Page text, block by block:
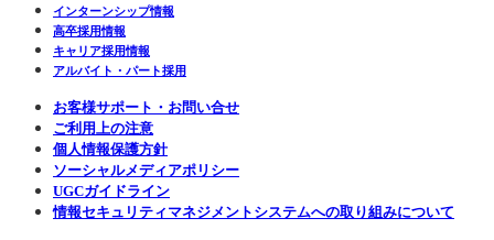
インターンシップ情報
高卒採用情報
キャリア採用情報
アルバイト・パート採用
お客様サポート・お問い合せ
ご利用上の注意
個人情報保護方針
ソーシャルメディアポリシー
UGCガイドライン
情報セキュリティマネジメントシステムへの取り組みについて